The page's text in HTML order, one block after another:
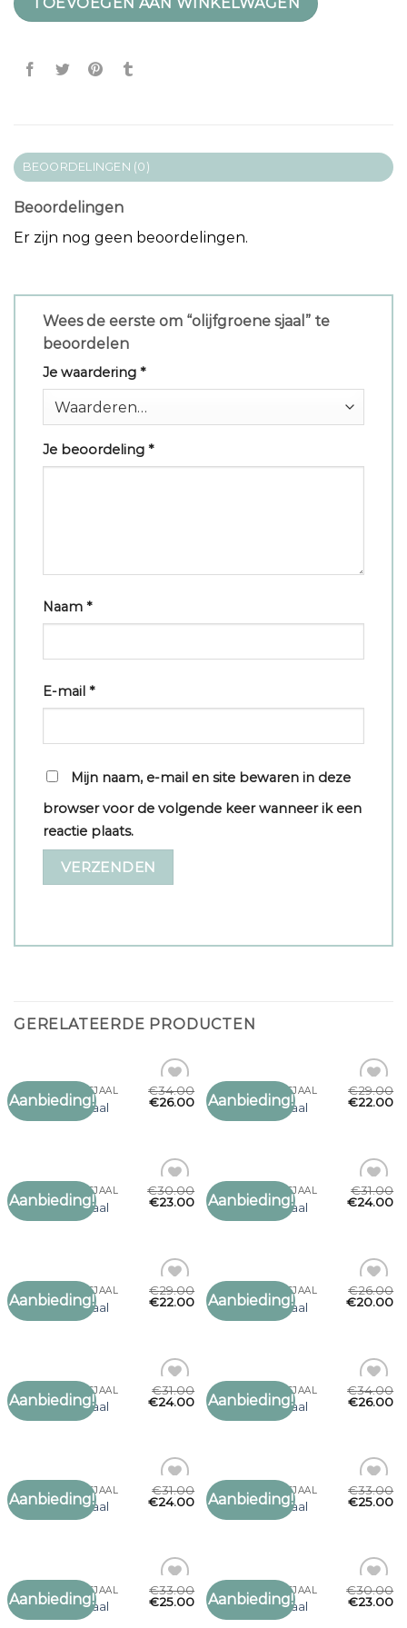
BEOORDELINGEN (0)
Beoordelingen
Er zijn nog geen beoordelingen.
Wees de eerste om “olijfgroene sjaal” te
beoordelen
Je waardering *
Je beoordeling *
Naam *
E-mail *
Mijn naam, e-mail en site bewaren in deze
browser voor de volgende keer wanneer ik een
reactie plaats.
GERELATEERDE PRODUCTEN
Aanbieding!
Toevoegen
OLIJFGROENE SJAAL
olijfgroene sjaal
€34.00
€26.00 Aanbieding!
Toevoegen
OLIJFGROENE SJAAL
olijfgroene sjaal
€29.00
€22.00
Aanbieding!
Toevoegen
OLIJFGROENE SJAAL
olijfgroene sjaal
€30.00
€23.00 Aanbieding!
Toevoegen
OLIJFGROENE SJAAL
olijfgroene sjaal
€31.00
€24.00
Aanbieding!
Toevoegen
OLIJFGROENE SJAAL
olijfgroene sjaal
€29.00
€22.00 Aanbieding!
Toevoegen
OLIJFGROENE SJAAL
olijfgroene sjaal
€26.00
€20.00
Aanbieding!
Toevoegen
OLIJFGROENE SJAAL
olijfgroene sjaal
€31.00
€24.00 Aanbieding!
Toevoegen
OLIJFGROENE SJAAL
olijfgroene sjaal
€34.00
€26.00
Aanbieding!
Toevoegen
OLIJFGROENE SJAAL
olijfgroene sjaal
€31.00
€24.00 Aanbieding!
Toevoegen
OLIJFGROENE SJAAL
olijfgroene sjaal
€33.00
€25.00
Aanbieding!
Toevoegen
OLIJFGROENE SJAAL
olijfgroene sjaal
€33.00
€25.00 Aanbieding!
Toevoegen
OLIJFGROENE SJAAL
olijfgroene sjaal
€30.00
€23.00